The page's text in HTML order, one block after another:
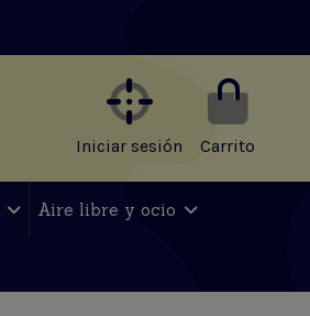
Iniciar sesión Carrito
Aire libre y ocio